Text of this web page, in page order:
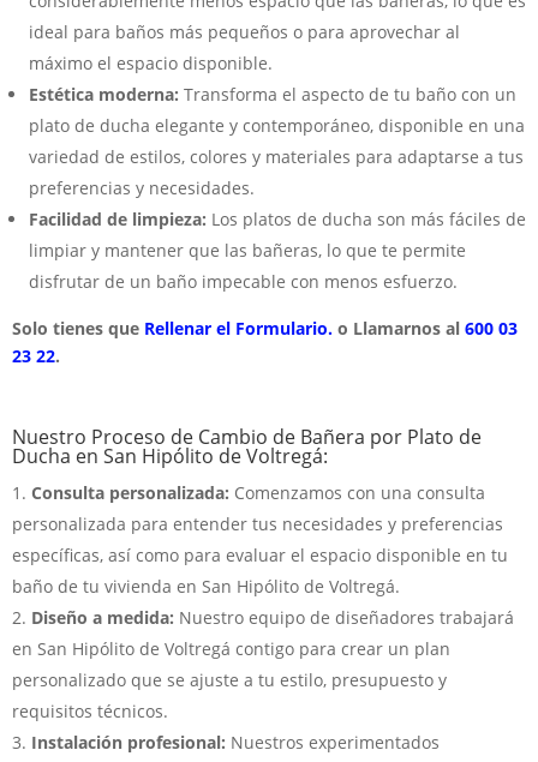
ideal para baños más pequeños o para aprovechar al
máximo el espacio disponible.
Estética moderna: Transforma el aspecto de tu baño con un
plato de ducha elegante y contemporáneo, disponible en una
variedad de estilos, colores y materiales para adaptarse a tus
preferencias y necesidades.
Facilidad de limpieza: Los platos de ducha son más fáciles de
limpiar y mantener que las bañeras, lo que te permite
disfrutar de un baño impecable con menos esfuerzo.
Solo tienes que Rellenar el Formulario. o Llamarnos al 600 03
23 22.
Nuestro Proceso de Cambio de Bañera por Plato de
Ducha en San Hipólito de Voltregá:
Consulta personalizada: Comenzamos con una consulta
personalizada para entender tus necesidades y preferencias
específicas, así como para evaluar el espacio disponible en tu
baño de tu vivienda en San Hipólito de Voltregá.
Diseño a medida: Nuestro equipo de diseñadores trabajará
en San Hipólito de Voltregá contigo para crear un plan
personalizado que se ajuste a tu estilo, presupuesto y
requisitos técnicos.
Instalación profesional: Nuestros experimentados